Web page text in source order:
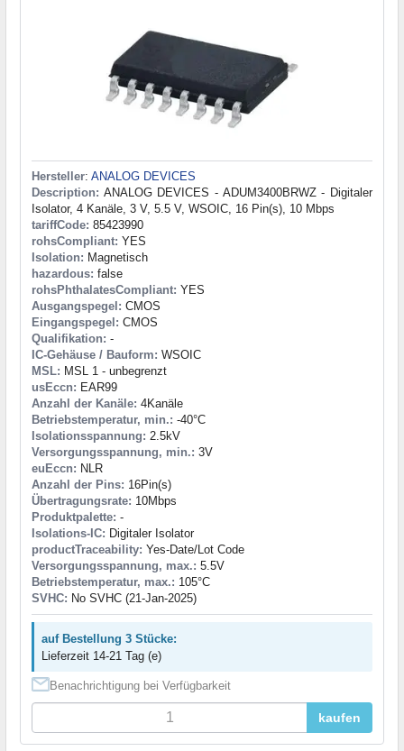
Hersteller: ANALOG DEVICES
Description: ANALOG DEVICES - ADUM3400BRWZ - Digitaler
Isolator, 4 Kanäle, 3 V, 5.5 V, WSOIC, 16 Pin(s), 10 Mbps
tariffCode: 85423990
rohsCompliant: YES
Isolation: Magnetisch
hazardous: false
rohsPhthalatesCompliant: YES
Ausgangspegel: CMOS
Eingangspegel: CMOS
Qualifikation: -
IC-Gehäuse / Bauform: WSOIC
MSL: MSL 1 - unbegrenzt
usEccn: EAR99
Anzahl der Kanäle: 4Kanäle
Betriebstemperatur, min.: -40°C
Isolationsspannung: 2.5kV
Versorgungsspannung, min.: 3V
euEccn: NLR
Anzahl der Pins: 16Pin(s)
Übertragungsrate: 10Mbps
Produktpalette: -
Isolations-IC: Digitaler Isolator
productTraceability: Yes-Date/Lot Code
Versorgungsspannung, max.: 5.5V
Betriebstemperatur, max.: 105°C
SVHC: No SVHC (21-Jan-2025)
auf Bestellung 3 Stücke:
Lieferzeit 14-21 Tag (e)
Benachrichtigung bei Verfügbarkeit
kaufen